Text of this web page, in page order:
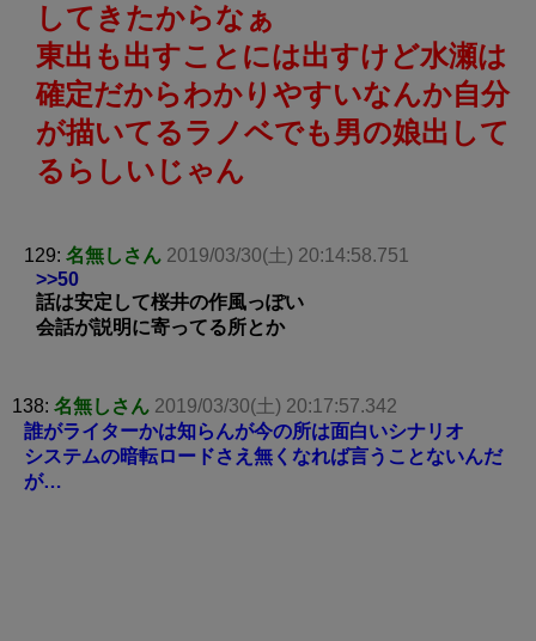
してきたからなぁ
東出も出すことには出すけど水瀬は
確定だからわかりやすいなんか自分
が描いてるラノベでも男の娘出して
るらしいじゃん
129: 名無しさん 2019/03/30(土) 20:14:58.751
>>50
話は安定して桜井の作風っぽい
会話が説明に寄ってる所とか
138: 名無しさん 2019/03/30(土) 20:17:57.342
誰がライターかは知らんが今の所は面白いシナリオ
システムの暗転ロードさえ無くなれば言うことないんだ
が…